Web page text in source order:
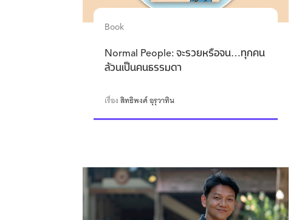
Book
Normal People: จะรวยหรือจน…ทุกคน
ล้วนเป็นคนธรรมดา
เรื่องสิทธิพงศ์ อุรุวาทิน